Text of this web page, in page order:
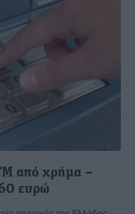
από χρήμα –
ευρώ